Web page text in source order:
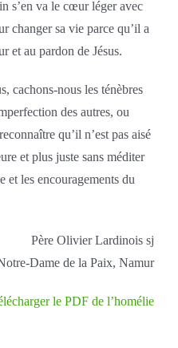
s’en va le cœur léger avec
changer sa vie parce qu’il a
et au pardon de Jésus.
cachons-nous les ténèbres
des autres, ou
qu’il n’est pas aisé
et plus juste sans méditer
et les encouragements du
Père Olivier Lardinois sj
Dame de la Paix, Namur
le PDF de l’homélie